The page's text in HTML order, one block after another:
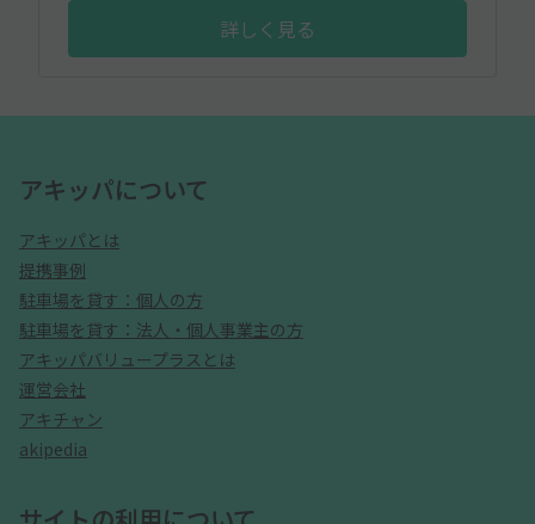
詳しく見る
アキッパについて
アキッパとは
提携事例
駐車場を貸す：個人の方
駐車場を貸す：法人・個人事業主の方
アキッパバリュープラスとは
運営会社
アキチャン
akipedia